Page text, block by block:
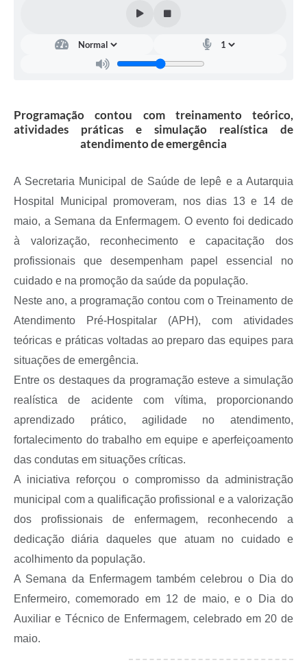
A Prefeitura
Serviço de Informação ao Cidadão (SIC)
Programação contou com treinamento teórico,
atividades práticas e simulação realística de
atendimento de emergência
A Secretaria Municipal de Saúde de Iepê e a Autarquia
Hospital Municipal promoveram, nos dias 13 e 14 de
maio, a Semana da Enfermagem. O evento foi dedicado
à valorização, reconhecimento e capacitação dos
profissionais que desempenham papel essencial no
cuidado e na promoção da saúde da população.
Neste ano, a programação contou com o Treinamento de
Atendimento Pré-Hospitalar (APH), com atividades
teóricas e práticas voltadas ao preparo das equipes para
situações de emergência.
Entre os destaques da programação esteve a simulação
realística de acidente com vítima, proporcionando
aprendizado prático, agilidade no atendimento,
fortalecimento do trabalho em equipe e aperfeiçoamento
das condutas em situações críticas.
A iniciativa reforçou o compromisso da administração
municipal com a qualificação profissional e a valorização
dos profissionais de enfermagem, reconhecendo a
dedicação diária daqueles que atuam no cuidado e
acolhimento da população.
A Semana da Enfermagem também celebrou o Dia do
Enfermeiro, comemorado em 12 de maio, e o Dia do
Auxiliar e Técnico de Enfermagem, celebrado em 20 de
maio.